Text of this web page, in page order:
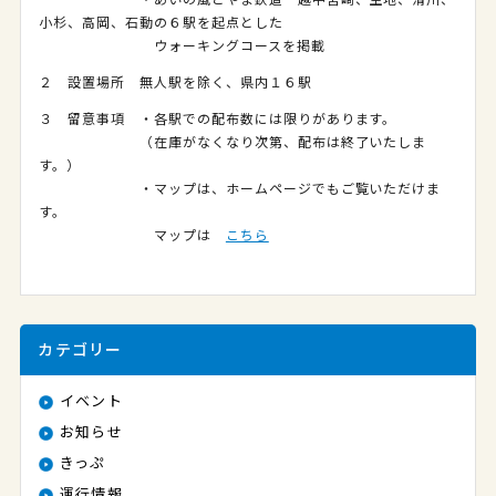
小杉、高岡、石動の６駅を起点とした
ウォーキングコースを掲載
２ 設置場所 無人駅を除く、県内１６駅
３ 留意事項 ・各駅での配布数には限りがあります。
（在庫がなくなり次第、配布は終了いたしま
す。）
・マップは、ホームページでもご覧いただけま
す。
マップは
こちら
カテゴリー
イベント
お知らせ
きっぷ